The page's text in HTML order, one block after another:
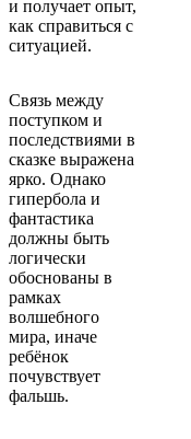
и получает опыт,
как справиться с
ситуацией.
Связь между
поступком и
последствиями в
сказке выражена
ярко. Однако
гипербола и
фантастика
должны быть
логически
обоснованы в
рамках
волшебного
мира, иначе
ребёнок
почувствует
фальшь.